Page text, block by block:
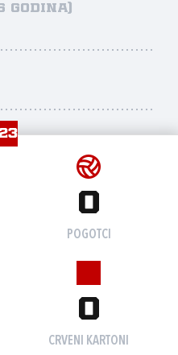
godina)
0
POGOTCI
0
CRVENI KARTONI